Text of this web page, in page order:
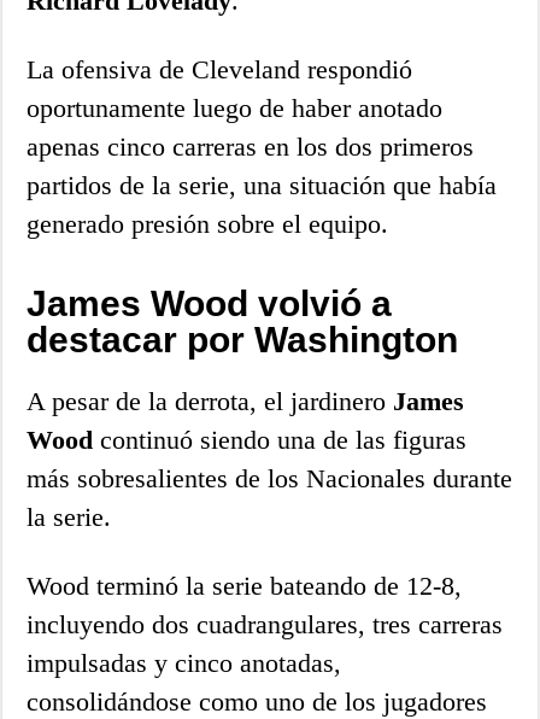
La ofensiva de Cleveland respondió
oportunamente luego de haber anotado
apenas cinco carreras en los dos primeros
partidos de la serie, una situación que había
generado presión sobre el equipo.
James Wood volvió a
destacar por Washington
A pesar de la derrota, el jardinero James
Wood continuó siendo una de las figuras
más sobresalientes de los Nacionales durante
la serie.
Wood terminó la serie bateando de 12-8,
incluyendo dos cuadrangulares, tres carreras
impulsadas y cinco anotadas,
consolidándose como uno de los jugadores